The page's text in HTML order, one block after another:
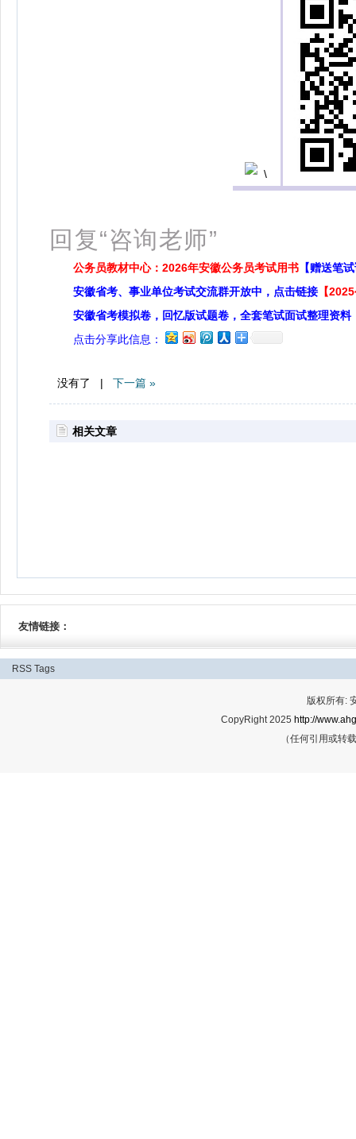
回复“咨询老师”
公务员教材中心：2026年安徽公务员考试用书 【赠送笔
安徽省考、事业单位考试交流群开放中，点击链接 【
安徽省考模拟卷，回忆版试题卷，全套笔试面试整理资料
点击分享此信息：
没有了 | 下一篇 »
相关文章
友情链接：
RSS Tags
版权所有:
CopyRight 2025 http://
（任何引用或转